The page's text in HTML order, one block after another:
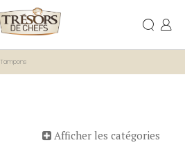
Tampons
Afficher les catégories